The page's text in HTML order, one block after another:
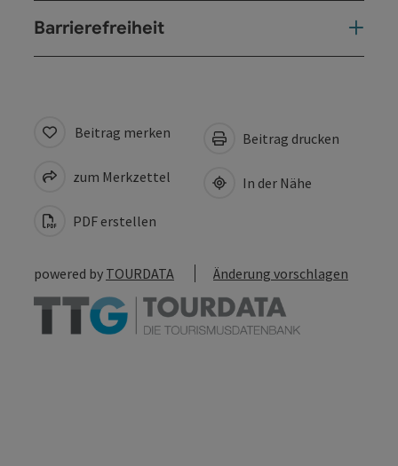
Barrierefreiheit
Beitrag merken
zum Merkzettel
PDF erstellen
Beitrag drucken
In der Nähe
powered by TOURDATA Änderung vorschlagen